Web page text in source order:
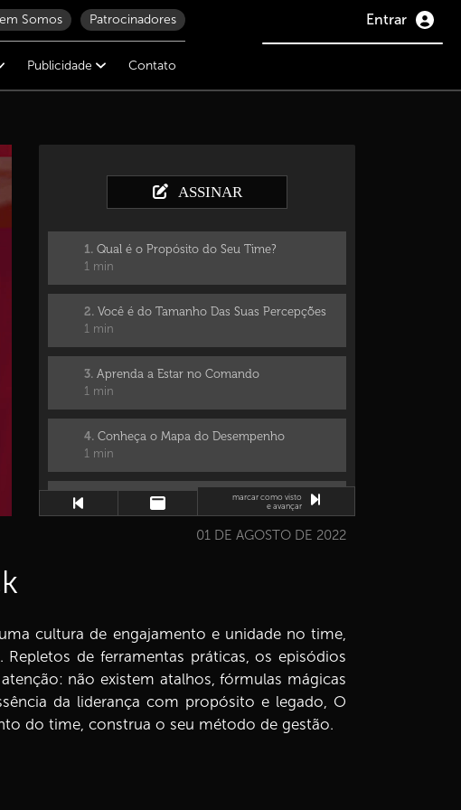
Patrocinadores
Somos
Publicidade Contato
Entrar
ASSINAR
1. Qual é o Propósito do Seu Time?
1 min
2. Você é do Tamanho Das Suas Percepções
1 min
3. Aprenda a Estar no Comando
1 min
4. Conheça o Mapa do Desempenho
1 min
Entenda a Importância do Ciclo do
Pertencimento
7.Conheça Uma Técnica Infalível de
Feedback
1 min
8.Como Criar um Time Evolutivo?
marcar como visto
e avançar
01 DE AGOSTO DE 2022
cultura de engajamento e unidade no time,
de ferramentas práticas, os episódios
não existem atalhos, fórmulas mágicas
da liderança com propósito e legado, O
do time, construa o seu método de gestão.